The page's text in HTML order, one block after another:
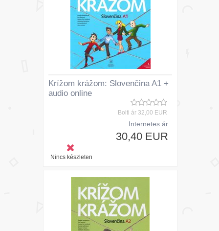
Krížom krážom: Slovenčina A1 +
audio online
Bolti ár 32,00 EUR
Internetes ár
30,40 EUR
Nincs készleten